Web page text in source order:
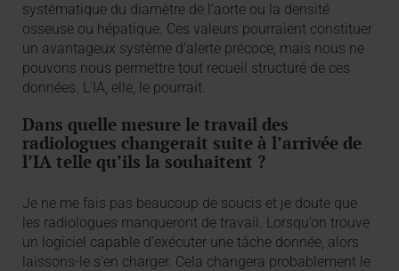
systématique du diamètre de l’aorte ou la densité
osseuse ou hépatique. Ces valeurs pourraient constituer
un avantageux système d’alerte précoce, mais nous ne
pouvons nous permettre tout recueil structuré de ces
données. L’IA, elle, le pourrait.
Dans quelle mesure le travail des
radiologues changerait suite à l’arrivée de
l’IA telle qu’ils la souhaitent ?
Je ne me fais pas beaucoup de soucis et je doute que
les radiologues manqueront de travail. Lorsqu’on trouve
un logiciel capable d’exécuter une tâche donnée, alors
laissons-le s’en charger. Cela changera probablement le